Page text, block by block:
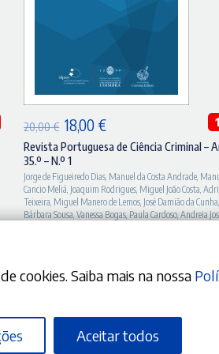
ADICIONAR
20,00€ O
preço
original
era:
20,00 €.
18,00 €O
preço
é:
18,00 €.
Revista Portuguesa de Ciência Criminal –
35.º – N.º 1
Jorge de Figueiredo Dias, Manuel da Costa Andrade,
Cancio Meliá, Joaquim Rodrigues, Miguel João Costa,
Teixeira, Miguel Manero de Lemos, José Damião da Cunha,
Bárbara Sousa,Vanessa Bogas,Paula Cardoso,Andreia
cookies. Saiba mais na nossa
Aceitar todos